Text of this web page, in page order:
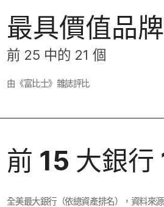
最​具​價值品​牌
前 25 中​的 21個
由​《富​比士​》雜​誌評​比
前 15 大​銀行
全​美​最​大​銀行​（​依​總資產​排​名），​資料​來